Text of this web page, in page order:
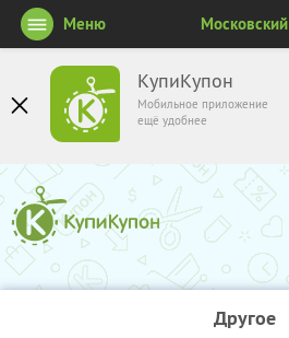
КупиКупон
Мобильное приложение
ещё удобнее
Меню Московский
Другое